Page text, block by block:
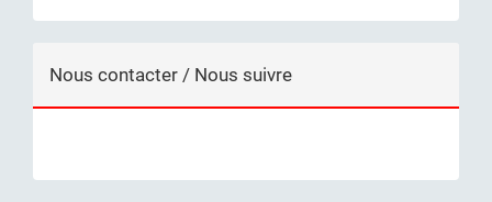
Nous contacter / Nous suivre